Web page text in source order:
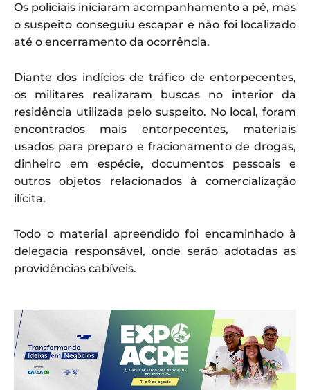
Os policiais iniciaram acompanhamento a pé, mas
o suspeito conseguiu escapar e não foi localizado
até o encerramento da ocorrência.
Diante dos indícios de tráfico de entorpecentes,
os militares realizaram buscas no interior da
residência utilizada pelo suspeito. No local, foram
encontrados mais entorpecentes, materiais
usados para preparo e fracionamento de drogas,
dinheiro em espécie, documentos pessoais e
outros objetos relacionados à comercialização
ilícita.
Todo o material apreendido foi encaminhado à
delegacia responsável, onde serão adotadas as
providências cabíveis.